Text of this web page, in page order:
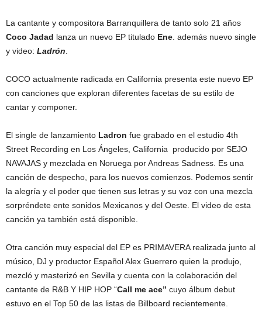
La cantante y compositora Barranquillera de tanto solo 21 años
Coco Jadad lanza un nuevo EP titulado Ene. además nuevo single
y video: Ladrón.
COCO actualmente radicada en California presenta este nuevo EP
con canciones que exploran diferentes facetas de su estilo de
cantar y componer.
El single de lanzamiento Ladron fue grabado en el estudio 4th
Street Recording en Los Ángeles, California producido por SEJO
NAVAJAS y mezclada en Noruega por Andreas Sadness. Es una
canción de despecho, para los nuevos comienzos. Podemos sentir
la alegría y el poder que tienen sus letras y su voz con una mezcla
sorpréndete ente sonidos Mexicanos y del Oeste. El video de esta
canción ya también está disponible.
Otra canción muy especial del EP es PRIMAVERA realizada junto al
músico, DJ y productor Español Alex Guerrero quien la produjo,
mezcló y masterizó en Sevilla y cuenta con la colaboración del
cantante de R&B Y HIP HOP “Call me ace” cuyo álbum debut
estuvo en el Top 50 de las listas de Billboard recientemente.